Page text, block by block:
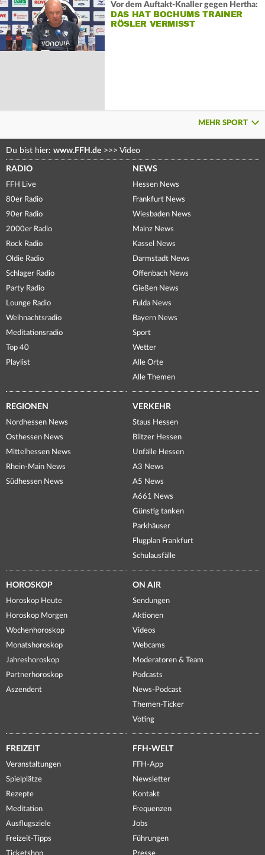
Vor dem Auftakt-Knaller gegen Hertha:
DAS HAT BOCHUMS TRAINER
RÖSLER VERMISST
MEHR SPORT
Du bist hier: www.FFH.de >>> Video
RADIO
FFH Live
80er Radio
90er Radio
2000er Radio
Rock Radio
Oldie Radio
Schlager Radio
Party Radio
Lounge Radio
Weihnachtsradio
Meditationsradio
Top 40
Playlist
NEWS
Hessen News
Frankfurt News
Wiesbaden News
Mainz News
Kassel News
Darmstadt News
Offenbach News
Gießen News
Fulda News
Bayern News
Sport
Wetter
Alle Orte
Alle Themen
REGIONEN
Nordhessen News
Osthessen News
Mittelhessen News
Rhein-Main News
Südhessen News
VERKEHR
Staus Hessen
Blitzer Hessen
Unfälle Hessen
A3 News
A5 News
A661 News
Günstig tanken
Parkhäuser
Flugplan Frankfurt
Schulausfälle
HOROSKOP
Horoskop Heute
Horoskop Morgen
Wochenhoroskop
Monatshoroskop
Jahreshoroskop
Partnerhoroskop
Aszendent
ON AIR
Sendungen
Aktionen
Videos
Webcams
Moderatoren & Team
Podcasts
News-Podcast
Themen-Ticker
Voting
FREIZEIT
Veranstaltungen
Spielplätze
Rezepte
Meditation
Ausflugsziele
Freizeit-Tipps
Ticketshop
FFH-WELT
FFH-App
Newsletter
Kontakt
Frequenzen
Jobs
Führungen
Presse